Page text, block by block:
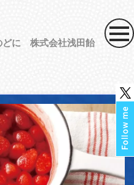
に 株式会社浅田飴